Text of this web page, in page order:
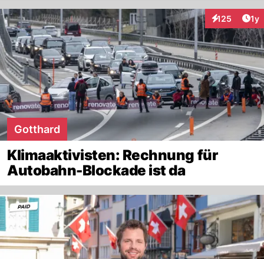
125
Interaktionen
1y
Gotthard
Klimaaktivisten: Rechnung für
Autobahn-Blockade ist da